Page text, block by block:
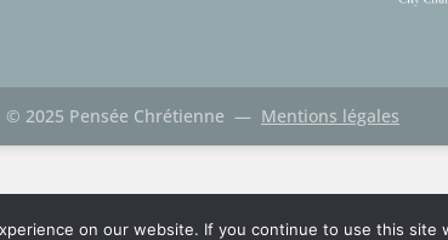
© 2025 Pensée Chrétienne — Mentions légales
on our website. If you continue to use this site